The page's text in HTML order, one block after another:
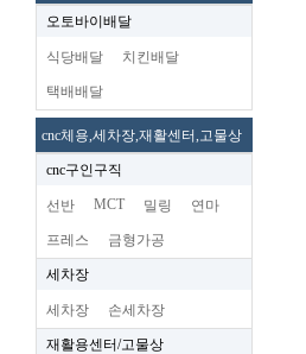
오토바이배달
식당배달 치킨배달
택배배달
cnc체용,세차장,재활센터,고물상
cnc구인구직
선반 MCT 밀링 연마
프레스 금형가공
세차장
세차장 손세차장
재활용센터/고물상